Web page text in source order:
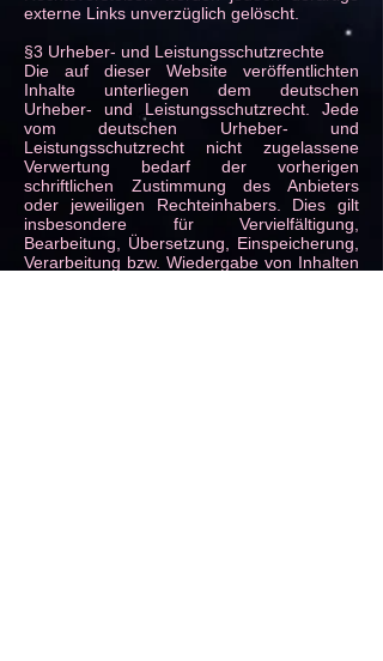
externe Links unverzüglich gelöscht.
§3 Urheber- und Leistungsschutzrechte
Die auf dieser Website veröffentlichten
Inhalte unterliegen dem deutschen
Urheber- und Leistungsschutzrecht. Jede
vom deutschen Urheber- und
Leistungsschutzrecht nicht zugelassene
Verwertung bedarf der vorherigen
schriftlichen Zustimmung des Anbieters
oder jeweiligen Rechteinhabers. Dies gilt
insbesondere für Vervielfältigung,
Bearbeitung, Übersetzung, Einspeicherung,
Verarbeitung bzw. Wiedergabe von Inhalten